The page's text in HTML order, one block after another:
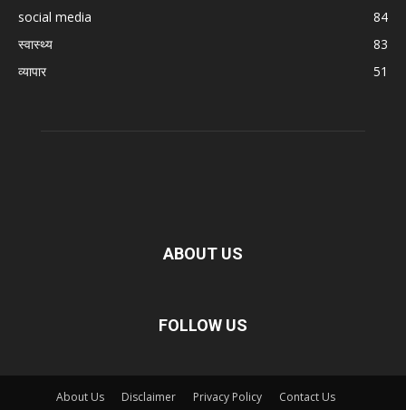
social media
84
स्वास्थ्य
83
व्यापार
51
ABOUT US
FOLLOW US
About Us Disclaimer Privacy Policy
Contact Us